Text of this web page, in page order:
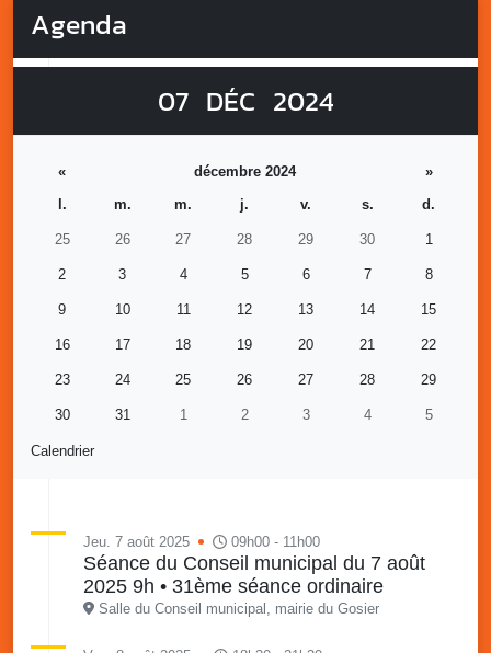
Agenda
07 DÉC 2024
Calendrier
« décembre 2024
»
l.
m. m. j. v. s. d.
25 26 27 28 29 30 1
2 3 4 5 6 7 8
9 10 11 12 13 14 15
16 17 18 19 20 21 22
23 24 25 26 27 28 29
30 31 1 2 3 4 5
Jeu. 7 août 2025 09h00 - 11h00
Séance du Conseil municipal du 7 août
2025 9h • 31ème séance ordinaire
Salle du Conseil municipal, mairie du Gosier